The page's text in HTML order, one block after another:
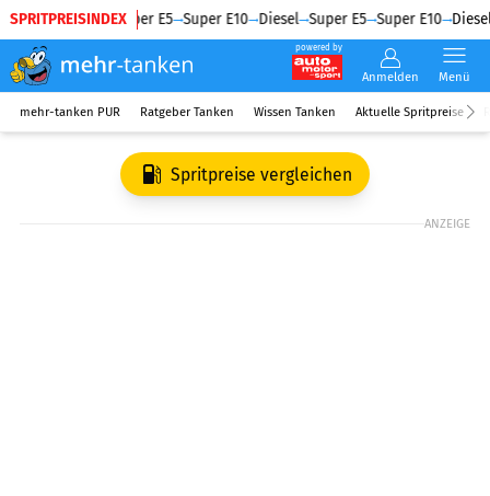
SPRITPREISINDEX
Diesel Super E5 Super E10 Diesel Super E5 Super E10 Diesel
powered by
Anmelden Menü
mehr-tanken PUR Ratgeber Tanken Wissen Tanken Aktuelle Spritpreise
Spritpreise vergleichen
ANZEIGE